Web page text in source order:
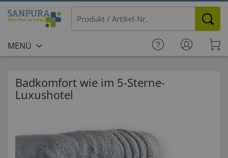
MENÜ
Badkomfort wie im 5-Sterne-
Luxushotel